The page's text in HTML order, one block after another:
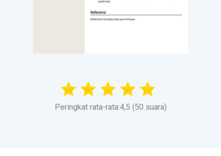
Peringkat rata-rata:4,5 (50 suara)